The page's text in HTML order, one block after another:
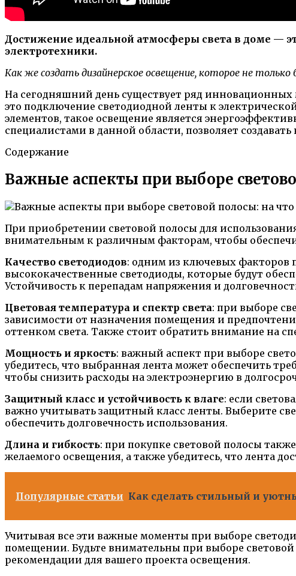
Достижение идеальной атмосферы света в доме —
электротехники.
Как же создать дизайнерское освещение, которое не
На сегодняшний день существует ряд
это подключение светодиодной ленты к
элементов, такое освещение является
специалистами в данной области, позволяет
Содержание
Важные аспекты при выборе
При приобретении световой полосы для
внимательным к различным факторам, чтобы
Качество светодиодов: одним из ключевых факторов
высококачественные светодиоды, которые будут
Устойчивость к перепадам напряжения и
Цветовая температура и спектр света: при выборе
зависимости от назначения помещения и
оттенком света. Также стоит обратить внимание на
Мощность и яркость: важный аспект при выборе
убедитесь, что выбранная лента может обеспечить
чтобы снизить расходы на электроэнергию в
Защитный класс и устойчивость к влаге: если
важно учитывать защитный класс ленты. Выберите
обеспечить долговечность использования.
Длина и гибкость: при покупке световой полосы
желаемого освещения, а также убедитесь, что лента
Популярные статьи Как сделать стильный и
Учитывая все эти важные моменты при выборе
помещении. Будьте внимательны при выборе
рекомендации для вашего проекта освещения.